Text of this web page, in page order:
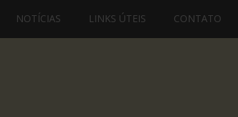
NOTÍCIAS LINKS ÚTEIS CONTATO